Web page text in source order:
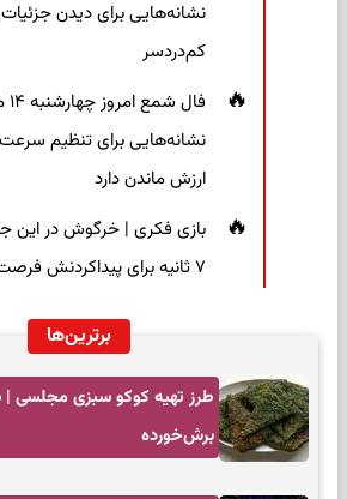
نشانه‌هایی برای دیدن
کم‌دردسر
نشانه‌هایی برای تنظیم
ارزش ماندن دارد
بازی فکری | خرگوش در این
۷ ثانیه برای پیداکردنش فرصت دارید
برترین‌ها
طرز تهیه کوکو سبزی مجلسی
برش‌خورده